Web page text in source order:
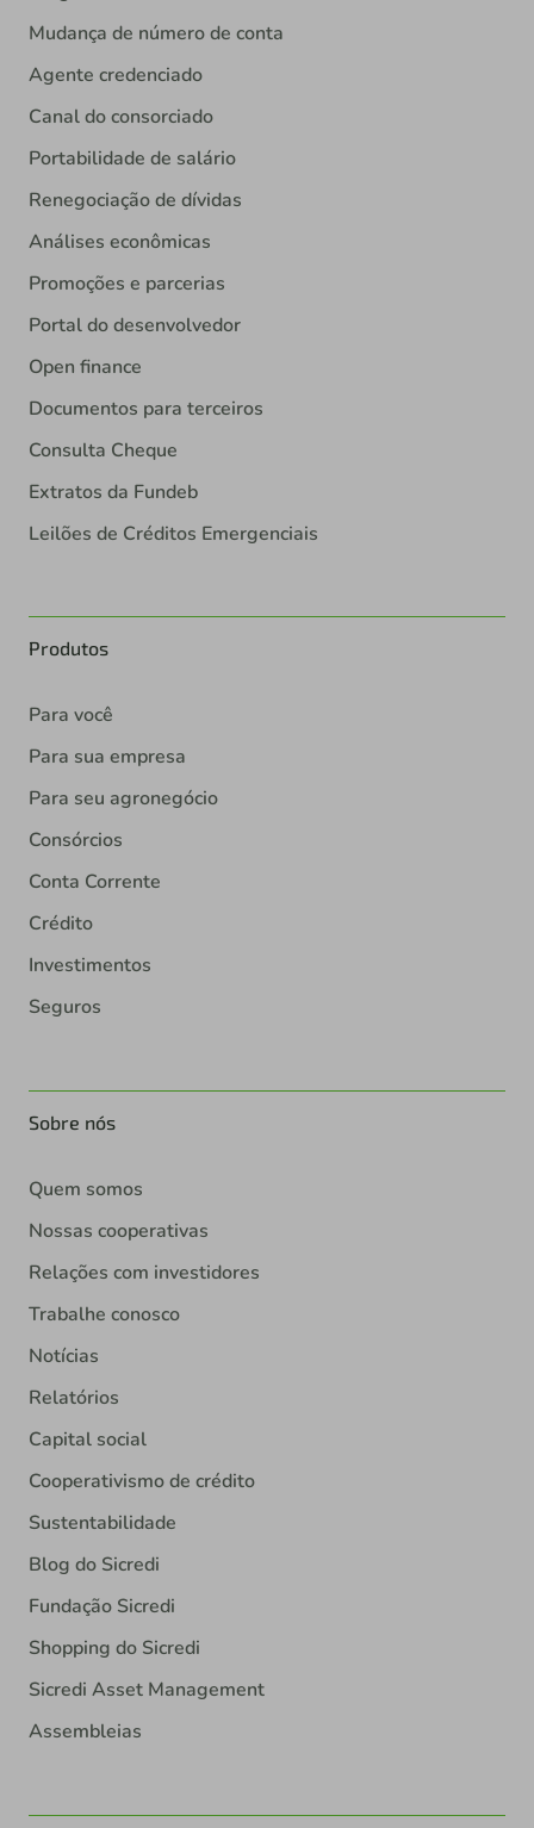
Mudança de número de conta
Agente credenciado
Canal do consorciado
Portabilidade de salário
Renegociação de dívidas
Análises econômicas
Promoções e parcerias
Portal do desenvolvedor
Open finance
Documentos para terceiros
Consulta Cheque
Extratos da Fundeb
Leilões de Créditos Emergenciais
Produtos
Para você
Para sua empresa
Para seu agronegócio
Consórcios
Conta Corrente
Crédito
Investimentos
Seguros
Sobre nós
Quem somos
Nossas cooperativas
Relações com investidores
Trabalhe conosco
Notícias
Relatórios
Capital social
Cooperativismo de crédito
Sustentabilidade
Blog do Sicredi
Fundação Sicredi
Shopping do Sicredi
Sicredi Asset Management
Assembleias